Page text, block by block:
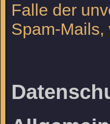
Falle der
Spam-Mails,